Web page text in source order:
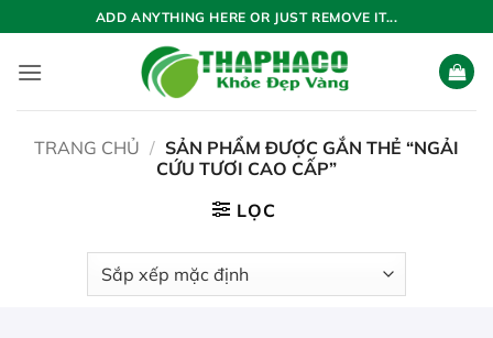
qua
nội
ADD ANYTHING HERE OR JUST REMOVE IT...
TRANG CHỦ / SẢN PHẨM ĐƯỢC GẮN THẺ “NGẢI
CỨU TƯƠI CAO CẤP”
LỌC